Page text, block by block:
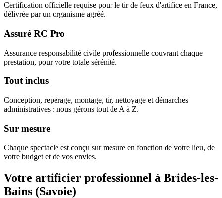
Certification officielle requise pour le tir de feux d'artifice en France,
délivrée par un organisme agréé.
Assuré RC Pro
Assurance responsabilité civile professionnelle couvrant chaque
prestation, pour votre totale sérénité.
Tout inclus
Conception, repérage, montage, tir, nettoyage et démarches
administratives : nous gérons tout de A à Z.
Sur mesure
Chaque spectacle est conçu sur mesure en fonction de votre lieu, de
votre budget et de vos envies.
Votre artificier professionnel à Brides-les-
Bains (Savoie)